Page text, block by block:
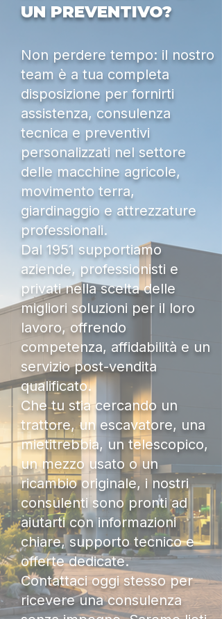
UN PREVENTIVO?
Non perdere tempo: il nostro
team è a tua completa
disposizione per fornirti
assistenza, consulenza
tecnica e preventivi
personalizzati nel settore
delle macchine agricole,
movimento terra,
giardinaggio e attrezzature
professionali.
Dal 1951 supportiamo
aziende, professionisti e
privati nella scelta delle
migliori soluzioni per il loro
lavoro, offrendo
competenza, affidabilità e un
servizio post-vendita
qualificato.
Che tu stia cercando un
trattore, un escavatore, una
mietitrebbia, un telescopico,
un mezzo usato o un
ricambio originale, i nostri
consulenti sono pronti ad
aiutarti con informazioni
chiare, supporto tecnico e
offerte dedicate.
Contattaci oggi stesso per
ricevere una consulenza